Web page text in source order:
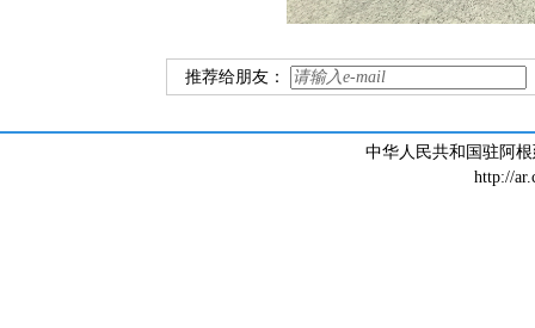
推荐给朋友：
中华人民共和国驻阿
http://